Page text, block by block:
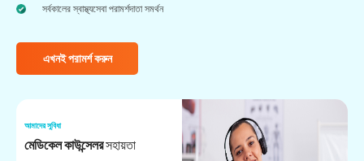
সর্বকালের স্বাস্থ্যসেবা পরামর্শদাতা সমর্থন
এখনই পরামর্শ করুন
আমাদের সুবিধা
মেডিকেল কাউন্সেলরসহায়তা